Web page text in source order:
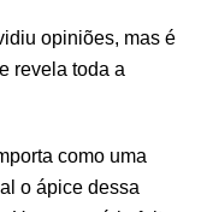
opiniões, mas é
revela toda a
como uma
o ápice dessa